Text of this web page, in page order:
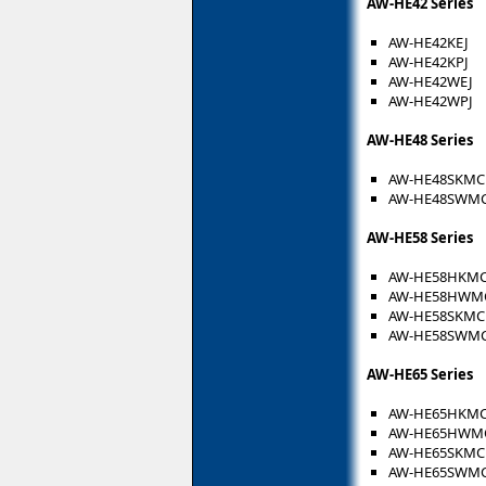
AW-HE42KEJ
AW-HE42KPJ
AW-HE42WEJ
AW-HE42WPJ
AW-HE48 Series
AW-HE48SKMC
AW-
AW-HE58 Series
AW-
AW-
AW-HE58SKMC
AW-
AW-HE65 Series
AW-
AW-
AW-HE65SKMC
AW-